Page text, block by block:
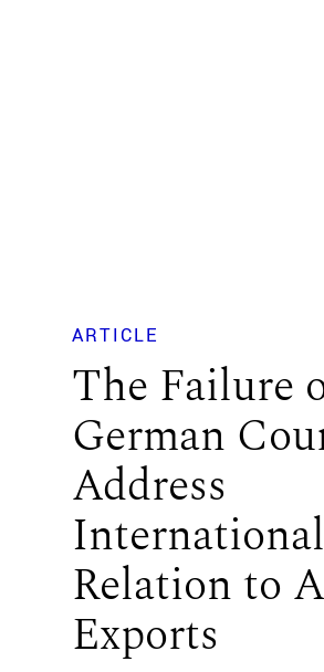
ARTICLE
The Failure
German
Address
Relation to
Exports